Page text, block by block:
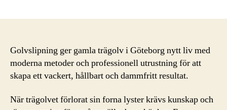
Golvslipning ger gamla trägolv i Göteborg nytt liv med
moderna metoder och professionell utrustning för att
skapa ett vackert, hållbart och dammfritt resultat.
När trägolvet förlorat sin forna lyster krävs kunskap och